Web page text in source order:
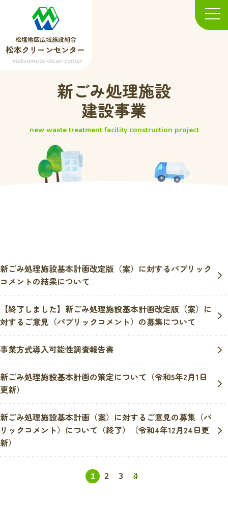
松塩地区広域施設組合
松本クリーンセンター
matsumoto clean center
新ごみ処理施設
建設事業
new waste treatment facility construction project
新ごみ処理施設基本計画改定版（案）に対するパブリック
コメントの結果について
【終了しました】新ごみ処理施設基本計画改定版（案）に
対するご意見（パブリックコメント）の募集について
事業方式導入可能性調査報告書
新ごみ処理施設基本計画の策定について（令和5年2月1日
更新）
新ごみ処理施設基本計画（案）に対するご意見の募集（パ
リックコメント）について（終了）（令和4年12月24日更
新）
1 2 3 4
次へ